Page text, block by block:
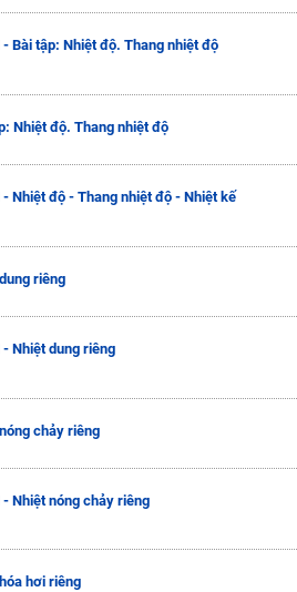
- Bài tập: Nhiệt độ. Thang nhiệt độ
Nhiệt độ. Thang nhiệt độ
- Nhiệt độ - Thang nhiệt độ - Nhiệt kế
riêng
- Nhiệt dung riêng
chảy riêng
- Nhiệt nóng chảy riêng
hơi riêng